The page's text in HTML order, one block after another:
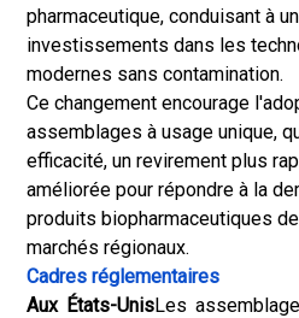
pharmaceutique, conduisant à
investissements dans les
modernes sans contamination.
Ce changement encourage
assemblages à usage unique,
efficacité, un revirement plus
améliorée pour répondre à la
produits biopharmaceutiques
marchés régionaux.
Cadres réglementaires
Aux États-UnisLes